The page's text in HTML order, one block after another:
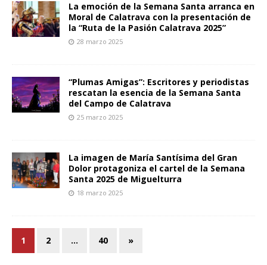
La emoción de la Semana Santa arranca en
Moral de Calatrava con la presentación de
la “Ruta de la Pasión Calatrava 2025”
28 marzo 2025
“Plumas Amigas”: Escritores y periodistas
rescatan la esencia de la Semana Santa
del Campo de Calatrava
25 marzo 2025
La imagen de María Santísima del Gran
Dolor protagoniza el cartel de la Semana
Santa 2025 de Miguelturra
18 marzo 2025
1 2 … 40 »